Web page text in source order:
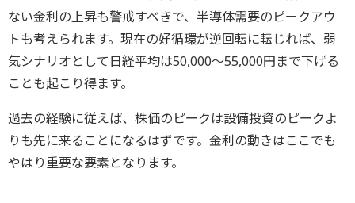
ない金利の上昇も警戒すべきで、半導体需要のピークアウ
トも考えられます。現在の好循環が逆回転に転じれば、弱
気シナリオとして日経平均は50,000～55,000円まで下げる
ことも起こり得ます。
過去の経験に従えば、株価のピークは設備投資のピークよ
りも先に来ることになるはずです。金利の動きはここでも
やはり重要な要素となります。